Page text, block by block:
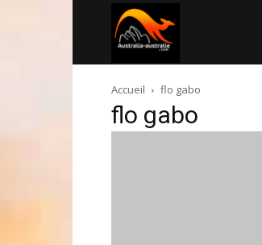
australie.com
Accueil flo gabo
flo gabo